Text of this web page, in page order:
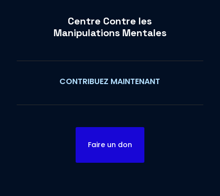
Centre Contre les
Manipulations Mentales
CONTRIBUEZ MAINTENANT
Faire un don